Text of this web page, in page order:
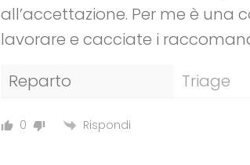
all’accettazione. Per me è
lavorare e cacciate i
Reparto
Triage
0 Rispondi